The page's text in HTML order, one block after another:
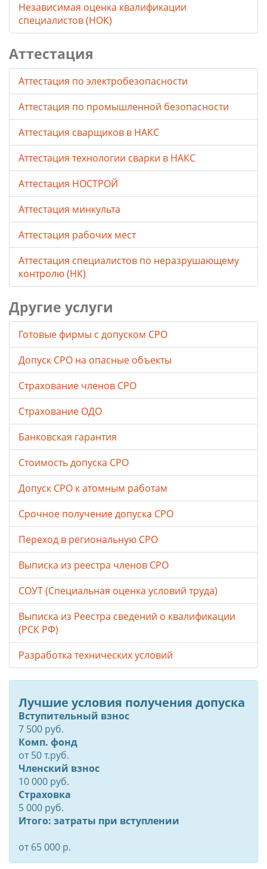
Независимая оценка квалификации
специалистов (НОК)
Аттестация
Аттестация по электробезопасности
Аттестация по промышленной безопасности
Аттестация сварщиков в НАКС
Аттестация технологии сварки в НАКС
Аттестация НОСТРОЙ
Аттестация минкульта
Аттестация рабочих мест
Аттестация специалистов по неразрушающему
контролю (НК)
Другие услуги
Готовые фирмы с допуском СРО
Допуск СРО на опасные объекты
Страхование членов СРО
Страхование ОДО
Банковская гарантия
Стоимость допуска СРО
Допуск СРО к атомным работам
Срочное получение допуска СРО
Переход в региональную СРО
Выписка из реестра членов СРО
СОУТ (Специальная оценка условий труда)
Выписка из Реестра сведений о квалификации
(РСК РФ)
Разработка технических условий
Лучшие условия получения допуска
Вступительный взнос
7 500 руб.
Комп. фонд
от50т.руб.
Членский взнос
10 000 руб.
Страховка
5 000 руб.
Итого: затраты при вступлении
от 65 000 р.